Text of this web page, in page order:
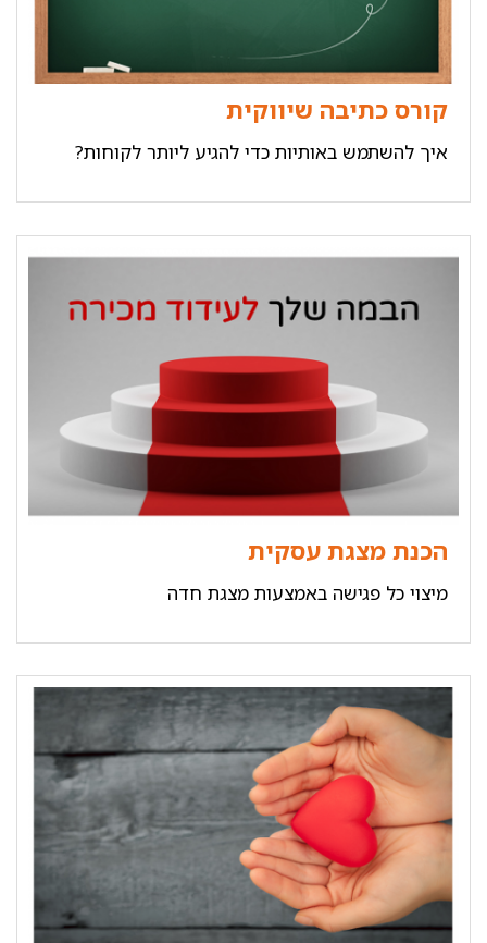
קורס כתיבה שיווקית
איך להשתמש באותיות כדי להגיע ליותר לקוחות?
הכנת מצגת עסקית
מיצוי כל פגישה באמצעות מצגת חדה